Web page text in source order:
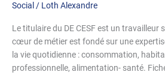
Social / Loth Alexandre
Le titulaire du DE CESF est un travailleur
cœur de métier est fondé sur une
la vie quotidienne : consommation,
professionnelle, alimentation- santé.
en
Sociale
et
Familiale